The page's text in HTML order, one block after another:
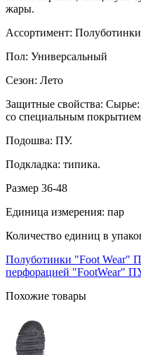
жары.
Ассортимент: Полуботинки
Пол: Универсальный
Сезон: Лето
Защитные свойства:
со специальным
Подошва: ПУ.
Подкладка: типика.
Размер 36-48
Единица измерения: пар
Количество единиц в
Полуботинки "Foot Wear"
перфорацией "FootWear"
Похожие товары